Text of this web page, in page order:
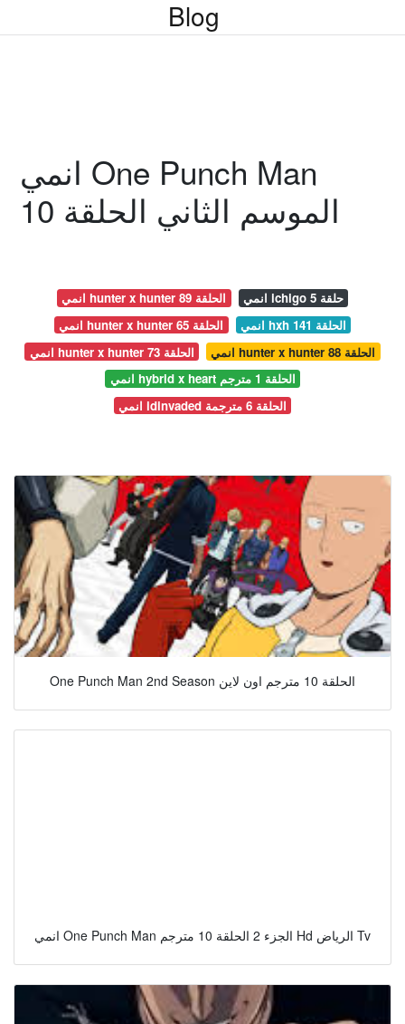
Blog
انمي One Punch Man
الموسم الثاني الحلقة 10
انمي hunter x hunter الحلقة 89
انمي ichigo حلقة 5
انمي hunter x hunter الحلقة 65
انمي hxh الحلقة 141
انمي hunter x hunter الحلقة 73
انمي hunter x hunter الحلقة 88
انمي hybrid x heart الحلقة 1 مترجم
انمي idinvaded الحلقة 6 مترجمة
One Punch Man 2nd Season الحلقة 10 مترجم اون لاين
انمي One Punch Man الجزء 2 الحلقة 10 مترجم Hd الرياض Tv